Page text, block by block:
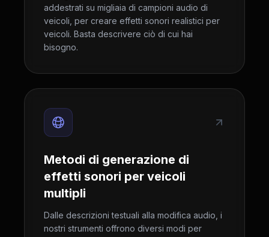
addestrati su migliaia di campioni audio di
veicoli, per creare effetti sonori realistici per
veicoli. Basta descrivere ciò di cui hai
bisogno.
Metodi di generazione di
effetti sonori per veicoli
multipli
Dalle descrizioni testuali alla modifica audio, i
nostri strumenti offrono diversi modi per